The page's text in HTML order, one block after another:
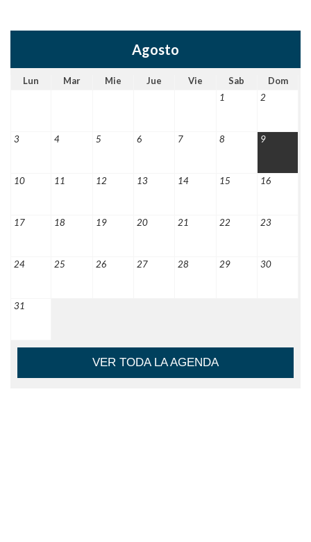
Agosto
Lun Mar Mie Jue Vie Sab
Dom
1
2
3 4 5 6 7 8 9
10 11 12 13 14 15 16
17 18 19 20 21 22 23
24 25 26 27 28 29 30
31
VER TODA LA AGENDA